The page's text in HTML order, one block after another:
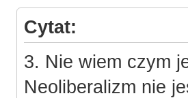
Cytat:
3. Nie wiem czym
Neoliberalizm nie